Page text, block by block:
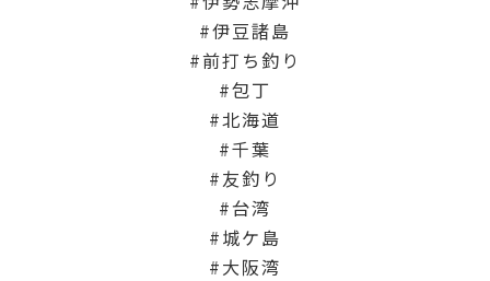
伊豆諸島
前打ち釣り
包丁
北海道
千葉
友釣り
台湾
城ケ島
大阪湾